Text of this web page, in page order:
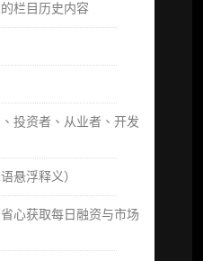
栏目历史内容
投资者、从业者、开发
悬浮释义）
心获取每日融资与市场
服务会员
制研究支持
需增加席位请联系客